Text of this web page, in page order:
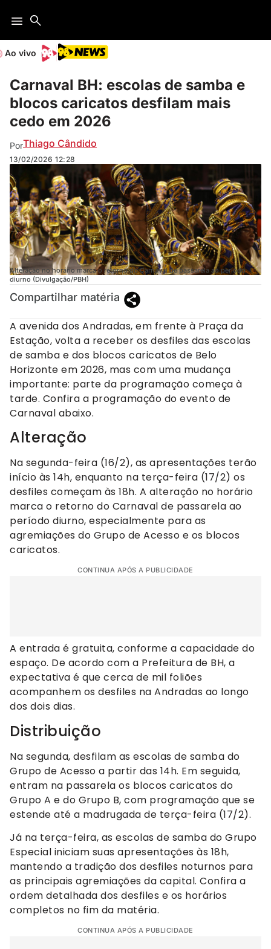
Ao vivo
Carnaval BH: escolas de samba e
blocos caricatos desfilam mais
cedo em 2026
PorThiago Cândido
13/02/2026 12:28
Alteração no horário marca o retorno do Carnaval de passarela ao período
diurno (Divulgação/PBH)
Compartilhar matéria
A avenida dos Andradas, em frente à Praça da
Estação, volta a receber os desfiles das escolas
de samba e dos blocos caricatos de Belo
Horizonte em 2026, mas com uma mudança
importante: parte da programação começa à
tarde. Confira a programação do evento de
Carnaval abaixo.
Alteração
Na segunda-feira (16/2), as apresentações terão
início às 14h, enquanto na terça-feira (17/2) os
desfiles começam às 18h. A alteração no horário
marca o retorno do Carnaval de passarela ao
período diurno, especialmente para as
agremiações do Grupo de Acesso e os blocos
caricatos.
CONTINUA APÓS A PUBLICIDADE
A entrada é gratuita, conforme a capacidade do
espaço. De acordo com a Prefeitura de BH, a
expectativa é que cerca de mil foliões
acompanhem os desfiles na Andradas ao longo
dos dois dias.
Distribuição
Na segunda, desfilam as escolas de samba do
Grupo de Acesso a partir das 14h. Em seguida,
entram na passarela os blocos caricatos do
Grupo A e do Grupo B, com programação que se
estende até a madrugada de terça-feira (17/2).
Já na terça-feira, as escolas de samba do Grupo
Especial iniciam suas apresentações às 18h,
mantendo a tradição dos desfiles noturnos para
as principais agremiações da capital. Confira a
ordem detalhada dos desfiles e os horários
completos no fim da matéria.
CONTINUA APÓS A PUBLICIDADE